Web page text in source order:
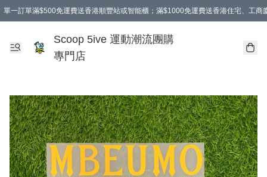
單一訂單滿$500免運費送香港順豐站或智能櫃；滿$1000免運費送香港住宅、工商
Scoop 5ive 運動潮流團購
專門店